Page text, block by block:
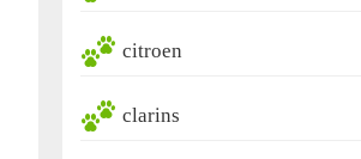
citroen
clarins